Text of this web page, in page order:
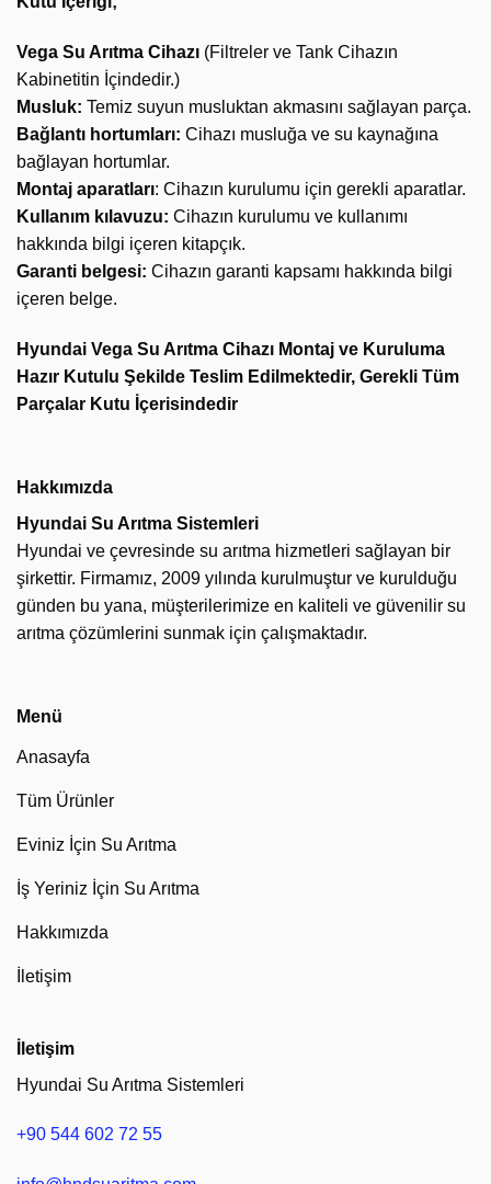
Vega Su Arıtma Cihazı (Filtreler ve Tank Cihazın
Kabinetitin İçindedir.)
Musluk: Temiz suyun musluktan akmasını sağlayan parça.
Bağlantı hortumları: Cihazı musluğa ve su kaynağına
bağlayan hortumlar.
Montaj aparatları: Cihazın kurulumu için gerekli aparatlar.
Kullanım kılavuzu: Cihazın kurulumu ve kullanımı
hakkında bilgi içeren kitapçık.
Garanti belgesi: Cihazın garanti kapsamı hakkında bilgi
içeren belge.
Hyundai Vega Su Arıtma Cihazı Montaj ve Kuruluma
Hazır Kutulu Şekilde Teslim Edilmektedir, Gerekli Tüm
Parçalar Kutu İçerisindedir
Hakkımızda
Hyundai Su Arıtma Sistemleri
Hyundai ve çevresinde su arıtma hizmetleri sağlayan bir
şirkettir. Firmamız, 2009 yılında kurulmuştur ve kurulduğu
günden bu yana, müşterilerimize en kaliteli ve güvenilir su
arıtma çözümlerini sunmak için çalışmaktadır.
Menü
Anasayfa
Tüm Ürünler
Eviniz İçin Su Arıtma
İş Yeriniz İçin Su Arıtma
Hakkımızda
İletişim
İletişim
Hyundai Su Arıtma Sistemleri
+90 544 602 72 55